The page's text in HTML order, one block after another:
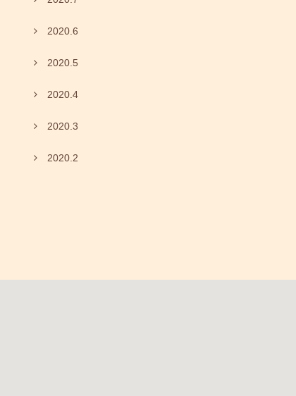
2020.6
2020.5
2020.4
2020.3
2020.2